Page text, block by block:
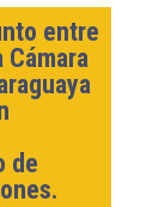
entre
de